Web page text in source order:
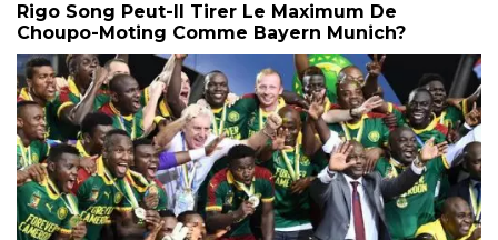
Rigo Song Peut-Il Tirer Le Maximum De
Choupo-Moting Comme Bayern Munich?